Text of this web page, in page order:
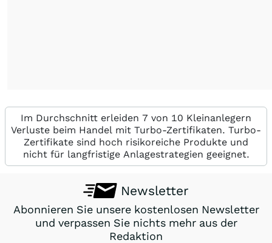
Im Durchschnitt erleiden 7 von 10 Kleinanlegern
Verluste beim Handel mit Turbo-Zertifikaten. Turbo-
Zertifikate sind hoch risikoreiche Produkte und
nicht für langfristige Anlagestrategien geeignet.
Newsletter
Abonnieren Sie unsere kostenlosen Newsletter
und verpassen Sie nichts mehr aus der
Redaktion